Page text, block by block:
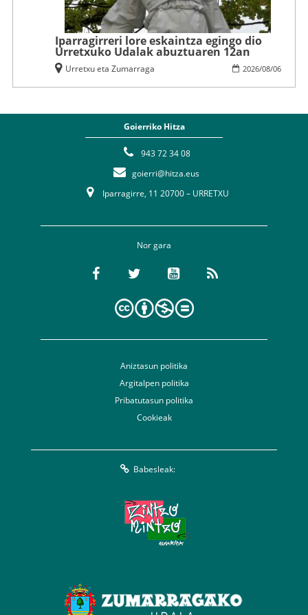
Iparragirreri lore eskaintza egingo dio
Urretxuko Udalak abuztuaren 12an
2026/08/06
Urretxu eta Zumarraga
Goierriko Hitza
943 72 34 08
goierri@hitza.eus
Iparragirre, 11 20700 – URRETXU
Nor gara
Aniztasun politika
Argitalpen politika
Pribatutasun politika
Cookieak
Babesleak: